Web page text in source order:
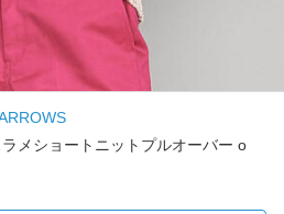
メショートニットプルオーバー о